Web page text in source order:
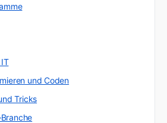
und Coden
Tricks